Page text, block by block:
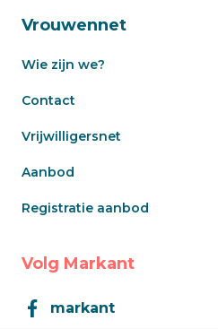
Vrouwennet
Wie zijn we?
Contact
Vrijwilligersnet
Aanbod
Registratie aanbod
Volg Markant
markant